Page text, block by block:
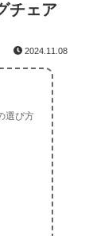
チェア
2024.11.08
選び方